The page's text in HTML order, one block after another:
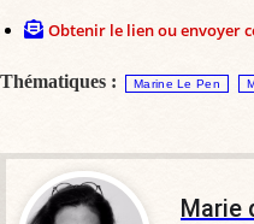
Obtenir le lien ou envoyer
Thématiques : Marine Le Pen
Marie